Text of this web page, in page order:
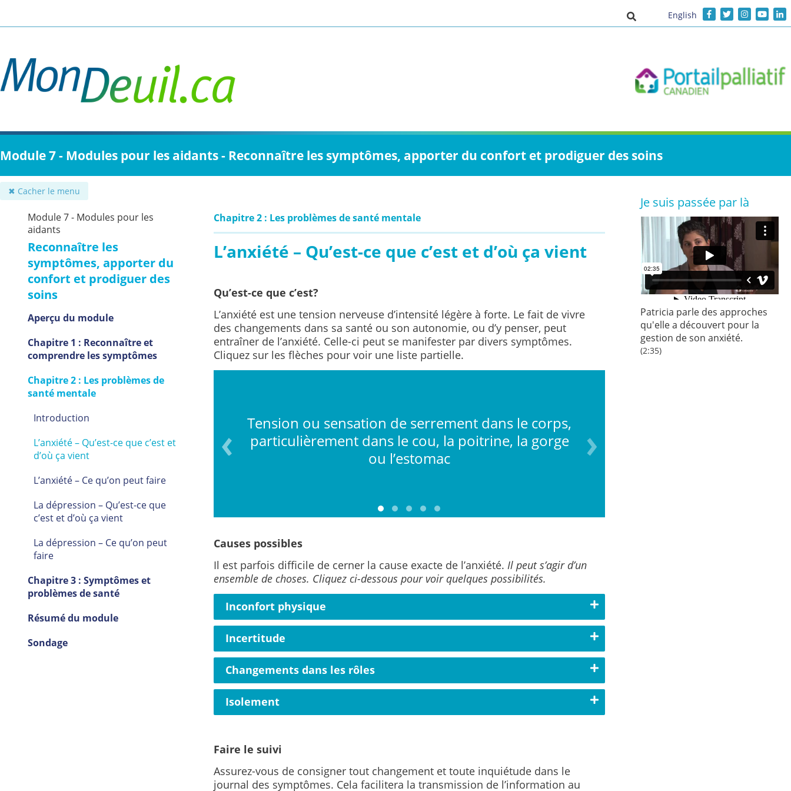
contenu
Activer/désactiver la saisie de
English
Module 7 - Modules pour les aidants - Reconnaître les symptômes, apporter du confort et prodiguer des soins
✖ Cacher le menu
Module 7 - Modules pour les
aidants
Reconnaître les
symptômes, apporter du
confort et prodiguer des
soins
Aperçu du module
Chapitre 1 : Reconnaître et
comprendre les symptômes
Chapitre 2 : Les problèmes de
santé mentale
Introduction
L’anxiété – Qu’est-ce que c’est et
d’où ça vient
L’anxiété – Ce qu’on peut faire
La dépression – Qu’est-ce que
c’est et d’où ça vient
La dépression – Ce qu’on peut
faire
Chapitre 3 : Symptômes et
problèmes de santé
Résumé du module
Sondage
Chapitre 2 : Les problèmes de santé mentale
L’anxiété – Qu’est-ce que c’est et d’où ça vient
Qu’est-ce que c’est?
L’anxiété est une tension nerveuse d’intensité légère à forte. Le fait de vivre
des changements dans sa santé ou son autonomie, ou d’y penser, peut
entraîner de l’anxiété. Celle-ci peut se manifester par divers symptômes.
Cliquez sur les flèches pour voir une liste partielle.
et aux pieds
Tension ou sensation de serrement dans le corps,
particulièrement dans le cou, la poitrine, la gorge
ou l’estomac
Causes possibles
Il est parfois difficile de cerner la cause exacte de l’anxiété. Il peut s’agir d’un
ensemble de choses. Cliquez ci-dessous pour voir quelques possibilités.
Inconfort physique
Incertitude
Changements dans les rôles
Isolement
Faire le suivi
Assurez-vous de consigner tout changement et toute inquiétude dans le
journal des symptômes. Cela facilitera la transmission de l’information au
Je suis passée par là
Patricia parle des approches
qu'elle a découvert pour la
gestion de son anxiété.
(2:35)